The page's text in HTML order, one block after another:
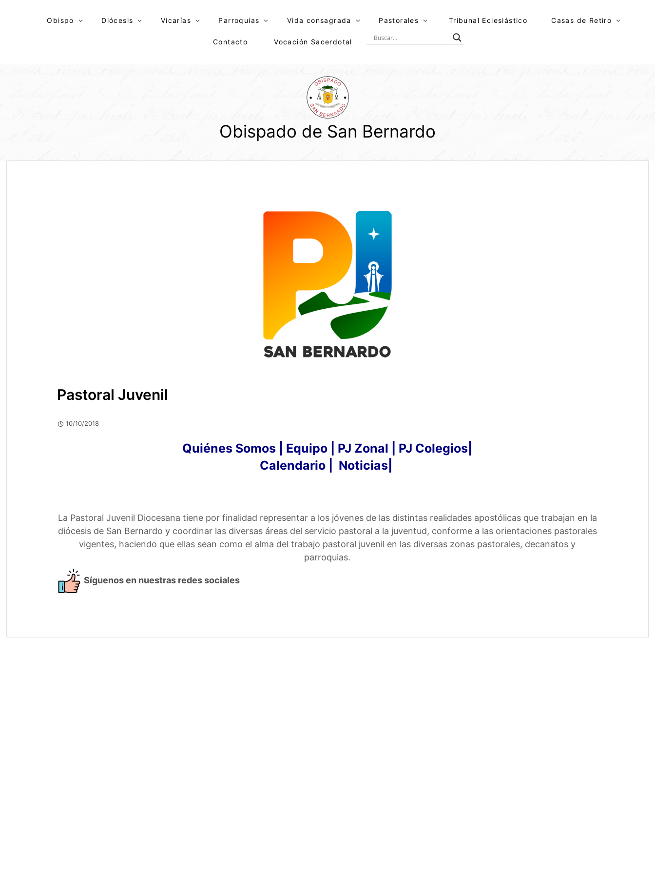
Obispo Diócesis Vicarías Parroquias Vida consagrada Pastorales Tribunal Eclesiástico Casas de Retiro
Contacto Vocación Sacerdotal
Obispado de San Bernardo
Pastoral Juvenil
10/10/2018
Quiénes Somos Equipo PJ Zonal PJ Colegios
Calendario| Noticias|
La Pastoral Juvenil Diocesana tiene por finalidad representar a los jóvenes de las distintas realidades apostólicas que trabajan en la
diócesis de San Bernardo y coordinar las diversas áreas del servicio pastoral a la juventud, conforme a las orientaciones pastorales
vigentes, haciendo que ellas sean como el alma del trabajo pastoral juvenil en las diversas zonas pastorales, decanatos y
parroquias.
Síguenos en nuestras redes sociales